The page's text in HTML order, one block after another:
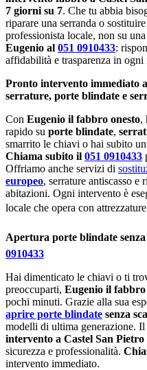
7 giorni su 7. Che tu abbia
riparare una serranda o
professionista locale, non su
Eugenio al 051 0910433:
affidabilità e trasparenza in ogni
Pronto intervento immediato
serrature, porte blindate e
Con Eugenio il fabbro onesto,
rapido su porte blindate,
smarrito le chiavi o hai subito
Chiama subito il 051 0910433
Offriamo anche servizi di
europeo, serrature antiscasso e
abitazioni. Ogni intervento è
locale che opera con
Apertura porte blindate senza
0910433
Hai dimenticato le chiavi o ti
preoccuparti, Eugenio il fabbro
pochi minuti. Grazie alla sua
aprire porte blindate senza
modelli di ultima generazione.
intervento a Castel San Pietro
sicurezza e professionalità.
intervento immediato.